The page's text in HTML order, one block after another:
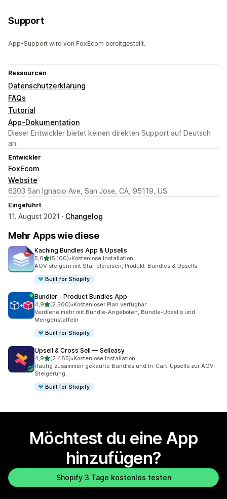
Support
App-Support wird von FoxEcom bereitgestellt.
Ressourcen
Datenschutzerklärung
FAQs
Tutorial
App-Dokumentation
Dieser Entwickler bietet keinen direkten Support auf Deutsch
an.
Entwickler
FoxEcom
Website
6203 San Ignacio Ave, San Jose, CA, 95119, US
Eingeführt
11. August 2021 · Changelog
Mehr Apps wie diese
Kaching Bundles App & Upsells
5,0von 5 Sternen
(5.100)
5100 Rezensionen insgesamt
•Kostenlose Installation
AOV steigern mit Staffelpreisen, Produkt-Bundles & Upsells
Built for Shopify
Bundler ‑ Product Bundles App
4,9von 5 Sternen
(2.500)
2500 Rezensionen insgesamt
•Kostenloser Plan verfügbar
Verdiene mehr mit Bundle-Angeboten, Bundle-Upsells und
Mengenstaffeln
Built for Shopify
Upsell & Cross Sell — Selleasy
4,9von 5 Sternen
(2.485)
2485 Rezensionen insgesamt
•Kostenlose Installation
Häufig zusammen gekaufte Bundles und In-Cart-Upsells zur AOV-
Steigerung
Built for Shopify
Möchtest du eine App
hinzufügen?
Shopify 3 Tage kostenlos testen